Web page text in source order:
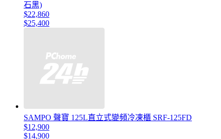
石黑)
$22,860
$25,400
SAMPO 聲寶 125L直立式變頻冷凍櫃 SRF-125FD
$12,900
$14,900